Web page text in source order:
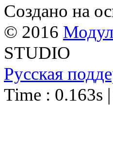
Создано на
© 2016
STUDIO
Русская
Time : 0.163s